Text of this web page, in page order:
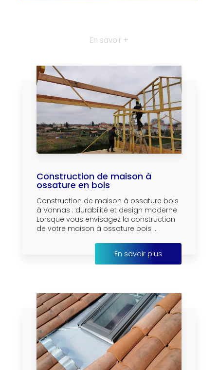
En savoir +
Construction de maison à
ossature en bois
Construction de maison à ossature bois
à Vonnas : durabilité et design moderne
Lorsque vous envisagez la construction
de votre maison à ossature bois ...
En savoir plus